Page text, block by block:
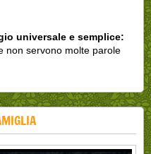
universale e semplice:
non servono molte parole